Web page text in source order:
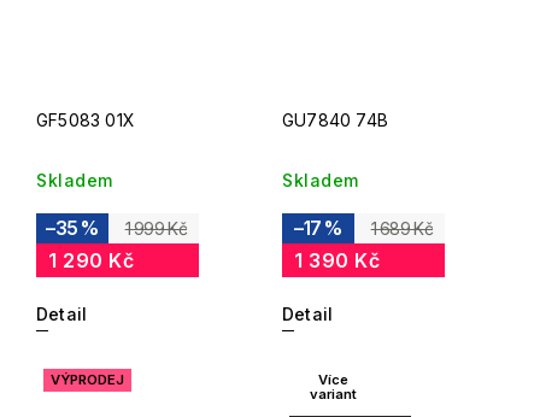
GF5083 01X
Skladem
1 999 Kč
–35 %
1 290 Kč
Detail
GU7840 74B
Skladem
1 689 Kč
–17 %
1 390 Kč
Detail
VÝPRODEJ
Více
variant